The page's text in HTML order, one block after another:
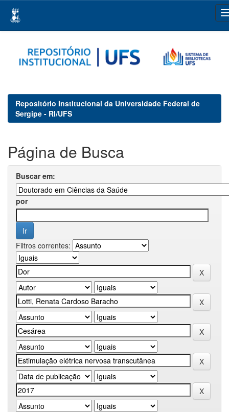
navigation
Repositório Institucional da Universidade Federal de
Sergipe - RI/UFS
Página de Busca
Buscar em:
por
Filtros correntes: